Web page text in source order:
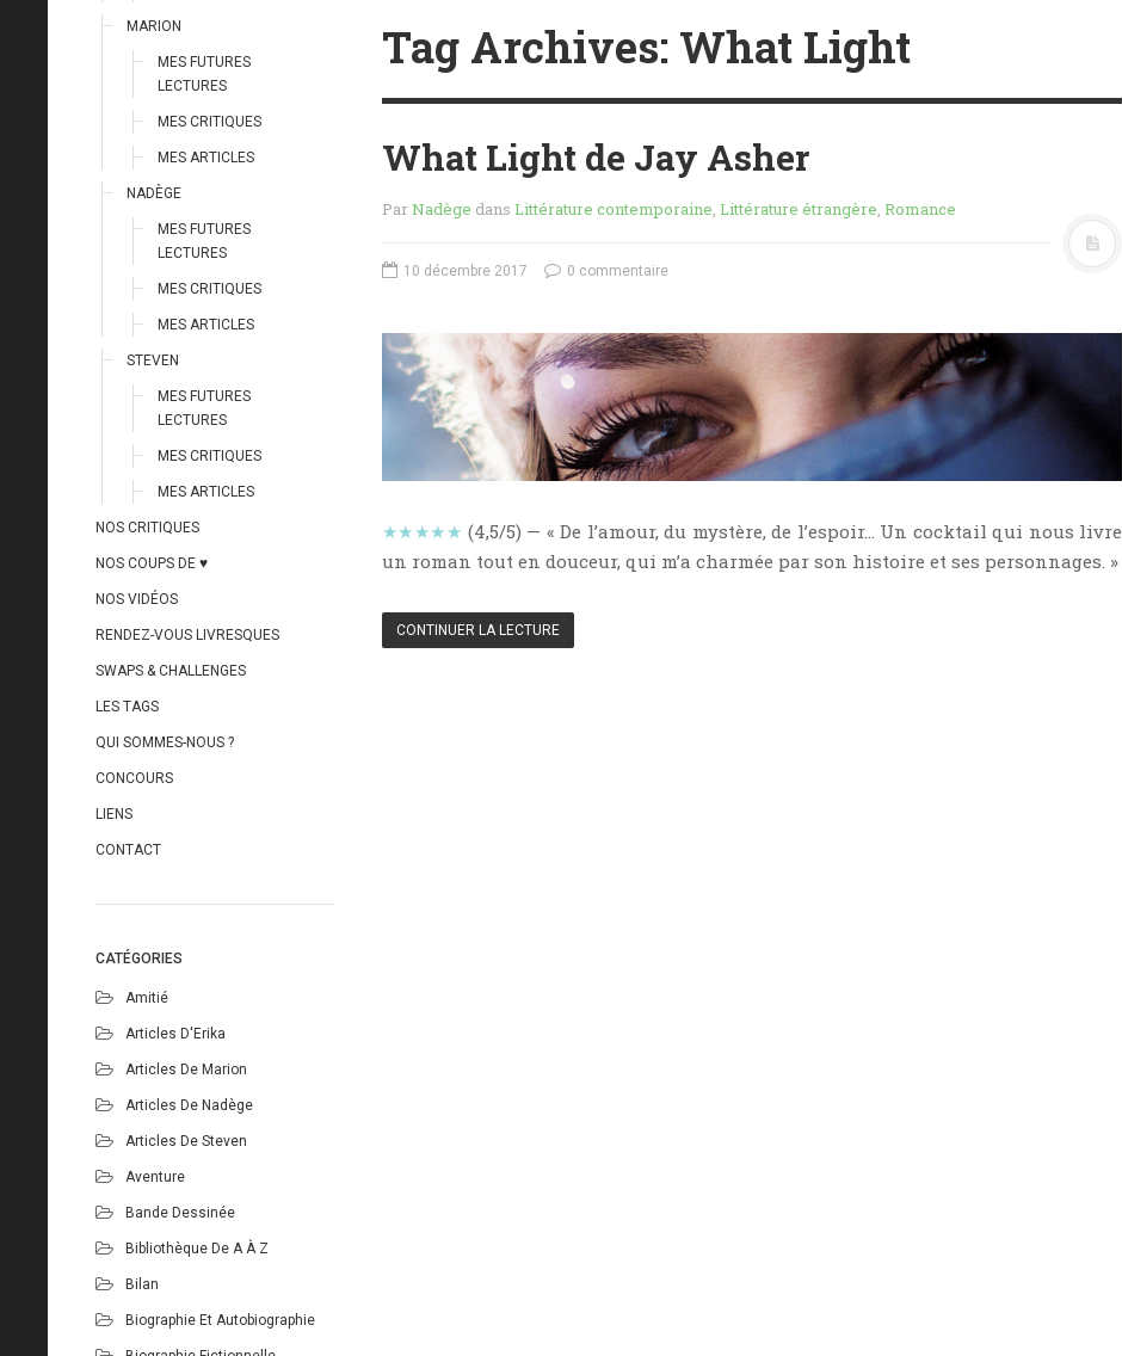
MARION
MES FUTURES
LECTURES
MES CRITIQUES
MES ARTICLES
NADÈGE
MES FUTURES
LECTURES
MES CRITIQUES
MES ARTICLES
STEVEN
MES FUTURES
LECTURES
MES CRITIQUES
MES ARTICLES
NOS CRITIQUES
NOS COUPS DE ♥
NOS VIDÉOS
RENDEZ-VOUS LIVRESQUES
SWAPS & CHALLENGES
LES TAGS
QUI SOMMES-NOUS ?
CONCOURS
LIENS
CONTACT
CATÉGORIES
Amitié
Articles D'Erika
Articles De Marion
Articles De Nadège
Articles De Steven
Aventure
Bande Dessinée
Bibliothèque De A À Z
Bilan
Biographie Et Autobiographie
Tag Archives: What Light
What Light de Jay Asher
ParNadège dans Littérature contemporaine, Littérature étrangère, Romance
10 décembre 2017 0 commentaire
★★★★★ (4,5/5) — « De l’amour, du mystère, de l’espoir… Un cocktail qui nous livre
un roman tout en douceur, qui m’a charmée par son histoire et ses personnages. »
CONTINUER LA LECTURE